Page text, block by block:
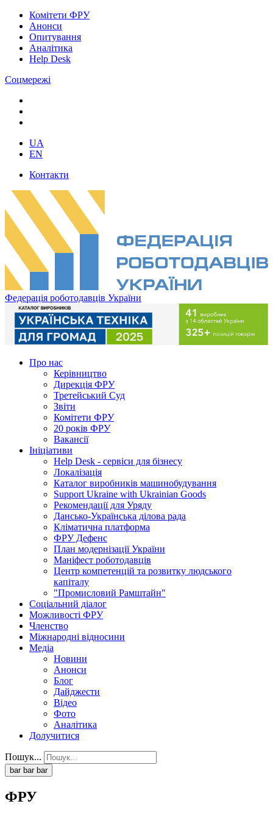
Комітети ФРУ
Анонси
Опитування
Аналітика
Help Desk
Соцмережі
UA
EN
Контакти
Федерація роботодавців України
Про нас
Керівництво
Дирекція ФРУ
Третейський Суд
Звіти
Комітети ФРУ
20 років ФРУ
Вакансії
Ініціативи
Help Desk - сервіси для бізнесу
Локалізація
Каталог виробників машинобудування
Support Ukraine with Ukrainian Goods
Рекомендації для Уряду
Дансько-Українська ділова рада
Кліматична платформа
ФРУ Дефенс
План модернізації України
Маніфест роботодавців
Центр компетенцій та розвитку людського
капіталу
"Промисловий Рамштайн"
Соціальний діалог
Можливості ФРУ
Членство
Міжнародні відносини
Медіа
Новини
Анонси
Блог
Дайджести
Відео
Фото
Аналітика
Долучитися
Пошук...
bar bar bar
ФРУ